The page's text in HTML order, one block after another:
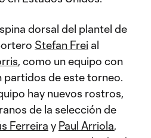
dorsal del plantel de
Stefan Frei al
, como un equipo con
partidos de este torneo.
hay nuevos rostros,
de la selección de
Ferreira y Paul Arriola,